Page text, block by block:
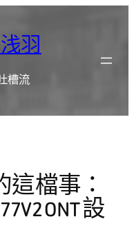
羽
槽流
這檔事：
ONT 設